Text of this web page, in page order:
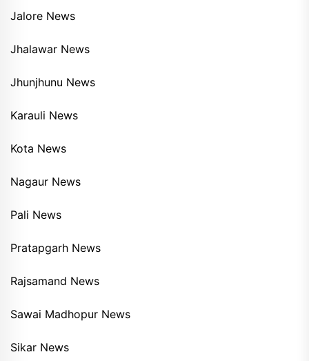
Jalore News
Jhalawar News
Jhunjhunu News
Karauli News
Kota News
Nagaur News
Pali News
Pratapgarh News
Rajsamand News
Sawai Madhopur News
Sikar News